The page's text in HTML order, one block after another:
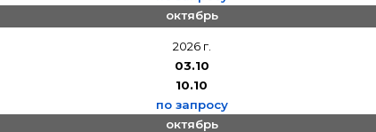
октябрь
2026 г.
03.10
10.10
по запросу
октябрь